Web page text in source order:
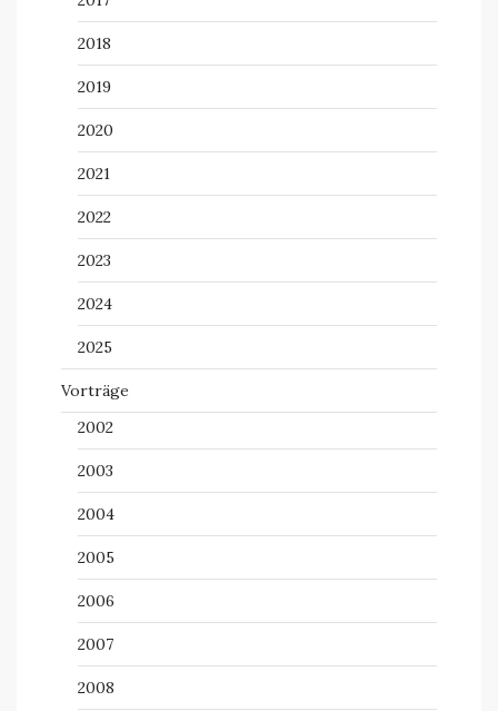
2018
2019
2020
2021
2022
2023
2024
2025
Vorträge
2002
2003
2004
2005
2006
2007
2008